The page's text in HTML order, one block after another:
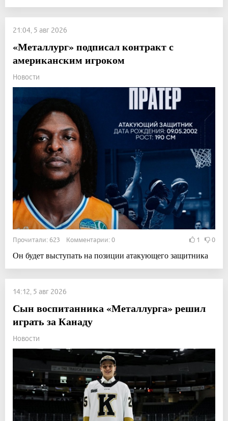
21:04, 5 авг 2026
«Металлург» подписал контракт с
американским игроком
Новости
Прочитали: 623 Комментарии: 0 1 0
Он будет выступать на позиции атакующего защитника
14:12, 5 авг 2026
Сын воспитанника «Металлурга» решил
играть за Канаду
Новости